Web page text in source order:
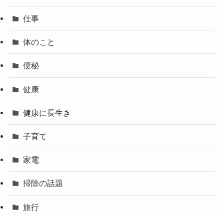
仕事
体のこと
便秘
健康
健康に長生き
子育て
家電
掃除の話題
旅行